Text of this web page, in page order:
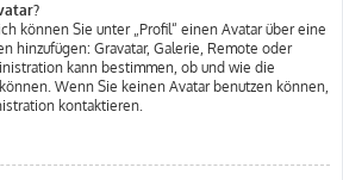
können Sie unter „Profil“ einen Avatar über eine
hinzufügen: Gravatar, Galerie, Remote oder
kann bestimmen, ob und wie die
Wenn Sie keinen Avatar benutzen können,
kontaktieren.